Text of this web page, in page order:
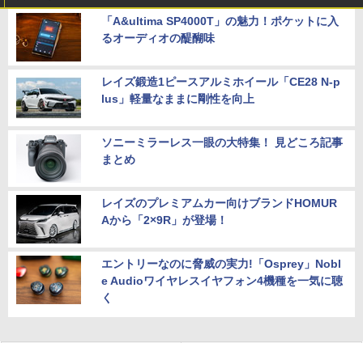
「A&ultima SP4000T」の魅力！ポケットに入
るオーディオの醍醐味
レイズ鍛造1ピースアルミホイール「CE28 N-p
lus」軽量なままに剛性を向上
ソニーミラーレス一眼の大特集！ 見どころ記事
まとめ
レイズのプレミアムカー向けブランドHOMUR
Aから「2×9R」が登場！
エントリーなのに脅威の実力!「Osprey」Nobl
e Audioワイヤレスイヤフォン4機種を一気に聴
く